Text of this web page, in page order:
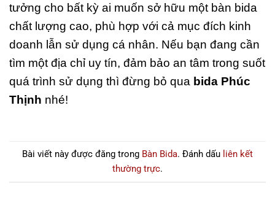
tưởng cho bất kỳ ai muốn sở hữu một bàn bida
chất lượng cao, phù hợp với cả mục đích kinh
doanh lẫn sử dụng cá nhân. Nếu bạn đang cần
tìm một địa chỉ uy tín, đảm bảo an tâm trong suốt
quá trình sử dụng thì đừng bỏ qua bida Phúc
Thịnh nhé!
Bài viết này được đăng trong Bàn Bida. Đánh dấu liên kết
thường trực.